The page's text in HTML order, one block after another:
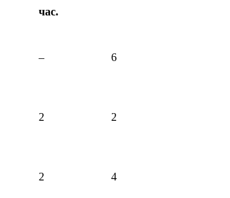
час.
– 6
2 2
2 4